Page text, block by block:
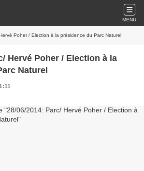
MENU
Poher / Election à la présidence du Parc Naturel
Hervé Poher / Election à la
Naturel